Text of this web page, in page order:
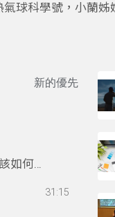
球科學號，小蘭
新的優先
如何選
31:15